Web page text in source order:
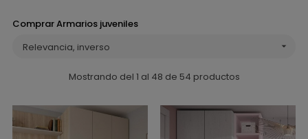
Comprar Armarios juveniles
Relevancia, inverso

Mostrando del 1 al 48 de 54 productos